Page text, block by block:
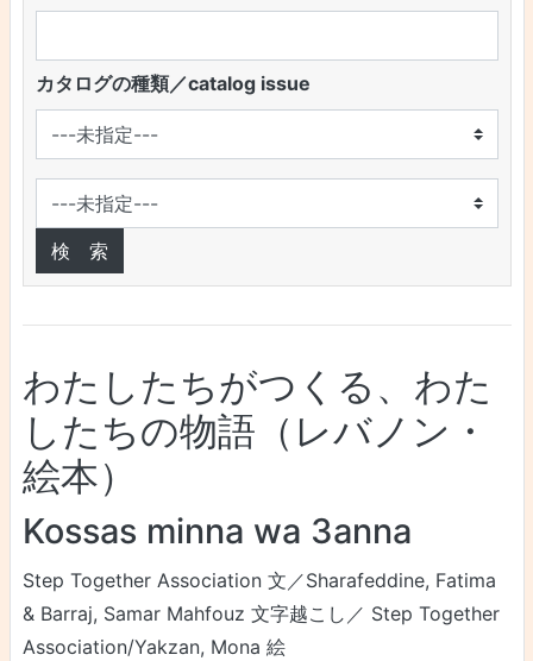
カタログの種類／catalog issue
わたしたちがつくる、わた
したちの物語（レバノン・
絵本）
Kossas minna wa 3anna
Step Together Association 文／Sharafeddine, Fatima
& Barraj, Samar Mahfouz 文字越こし／ Step Together
Association/Yakzan, Mona 絵